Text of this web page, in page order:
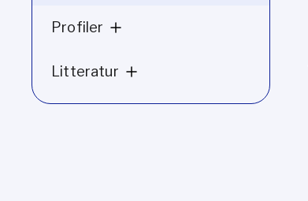
Profiler
Litteratur